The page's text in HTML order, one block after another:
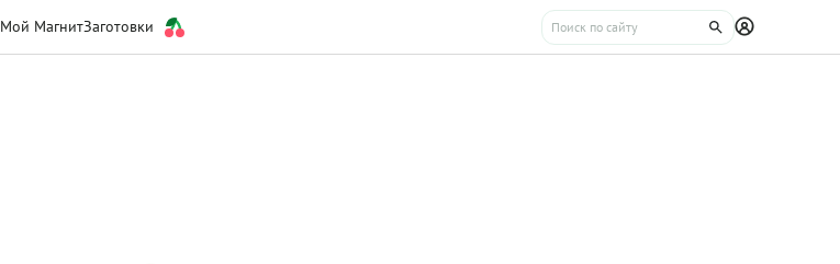
Мой МагнитЗаготовки